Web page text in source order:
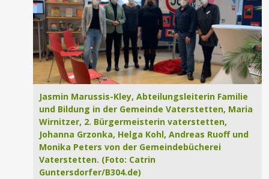
Jasmin Marussis-Kley, Abteilungsleiterin Familie
und Bildung in der Gemeinde Vaterstetten, Maria
Wirnitzer, 2. Bürgermeisterin vaterstetten,
Johanna Grzonka, Helga Kohl, Andreas Ruoff und
Monika Peters von der Gemeindebücherei
Vaterstetten. (Foto: Catrin
Guntersdorfer/B304.de)